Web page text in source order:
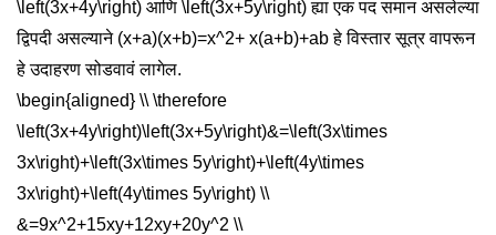
\left(3x+4y\right) आणि \left(3x+5y\right)ह्या एक पद समान असलेल्या
द्विपदी असल्याने (x+a)(x+b)=x^2+ x(a+b)+abहे विस्तार सूत्र वापरून
हे उदाहरण सोडवावं लागेल.
\begin{aligned} \\ \therefore
\left(3x+4y\right)\left(3x+5y\right)&=\left(3x\times
3x\right)+\left(3x\times 5y\right)+\left(4y\times
3x\right)+\left(4y\times 5y\right) \\
&=9x^2+15xy+12xy+20y^2 \\